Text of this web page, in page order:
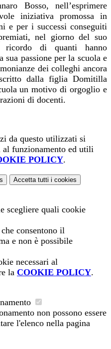
Bosso, nell’esprimere
iniziativa promossa in
e per i successi conseguiti
nel giorno del suo
ricordo di quanti hanno
passione per la scuola e
dei colleghi ancora
dalla figlia Domitilla
un motivo di orgoglio e
di docenti.
da questo utilizzati si
al funzionamento ed utili
POLICY.
Accetta tutti i cookies
scegliere quali cookie
consentono il
e non è possibile
necessari al
la COOKIE POLICY.
non possono essere
l'elenco nella pagina